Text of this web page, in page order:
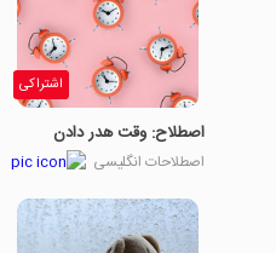
اشتراکی
اصطلاح: وقت هدر دادن
اصطلاحات انگلیسی